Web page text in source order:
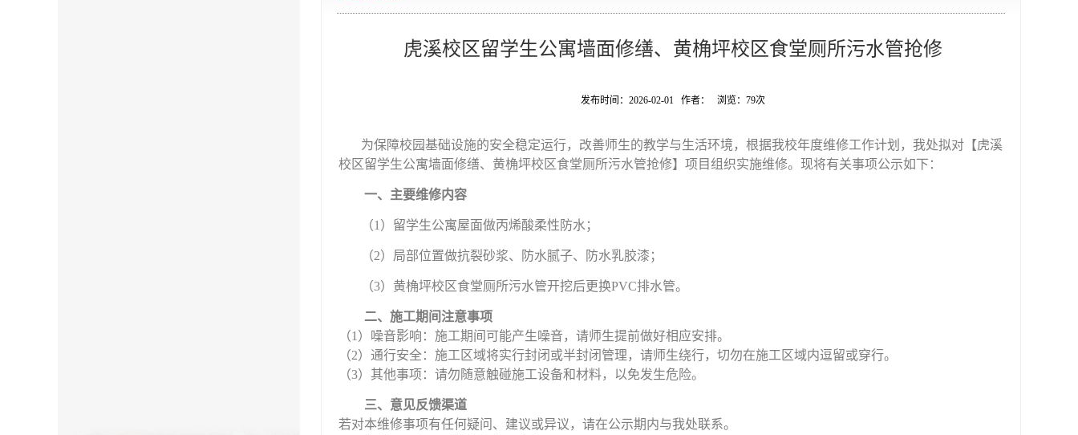
虎溪校区留学生公寓墙面修缮、黄桷坪校区食堂厕所污水管抢修
发布时间：2026-02-01 作者： 浏览： 79次
为保障校园基础设施的安全稳定运行，改善师生的教学与生活环境，根据我校年度维修工作计划，我处拟对【虎溪
校区留学生公寓墙面修缮、黄桷坪校区食堂厕所污水管抢修】项目组织实施维修。现将有关事项公示如下：
一、 主要维修内容
（1） 留学生公寓屋面做丙烯酸柔性防水；
（2） 局部位置做抗裂砂浆、防水腻子、防水乳胶漆；
（3） 黄桷坪校区食堂厕所污水管开挖后更换PVC排水管。
二、 施工期间注意事项
（1）噪音影响：施工期间可能产生噪音，请师生提前做好相应安排。
（2）通行安全：施工区域将实行封闭或半封闭管理，请师生绕行，切勿在施工区域内逗留或穿行。
（3）其他事项：请勿随意触碰施工设备和材料，以免发生危险。
三、 意见反馈渠道
若对本维修事项有任何疑问、建议或异议，请在公示期内与我处联系。